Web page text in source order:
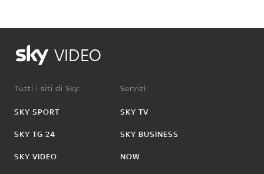
VIDEO
Tutti i siti di Sky:
SKY SPORT
SKY TG 24
SKY VIDEO
Servizi:
SKY TV
SKY BUSINESS
NOW